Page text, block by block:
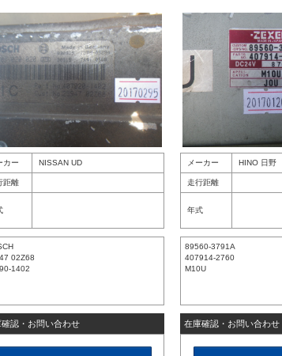
カー NISSAN UD
距離
02Z68
1402
確認・お問い合わせ
メーカー HINO 日野
走行距離
年式
89560-3791A
407914-2760
M10U
在庫確認・お問い合わせ